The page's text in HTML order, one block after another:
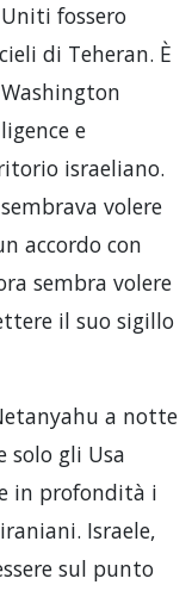
fossero
di Teheran. È
e
israeliano.
volere
accordo con
sembra volere
il suo sigillo
a notte
solo gli Usa
in profondità i
Israele,
sul punto